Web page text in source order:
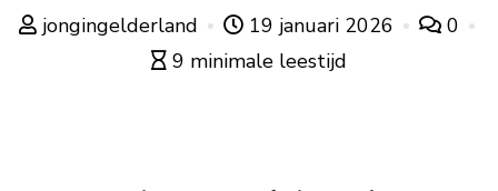
jongingelderland 19 januari 2026
0
9 minimale leestijd